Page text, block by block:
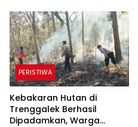
PERISTIWA
Kebakaran Hutan di
Trenggalek Berhasil
Dipadamkan, Warga